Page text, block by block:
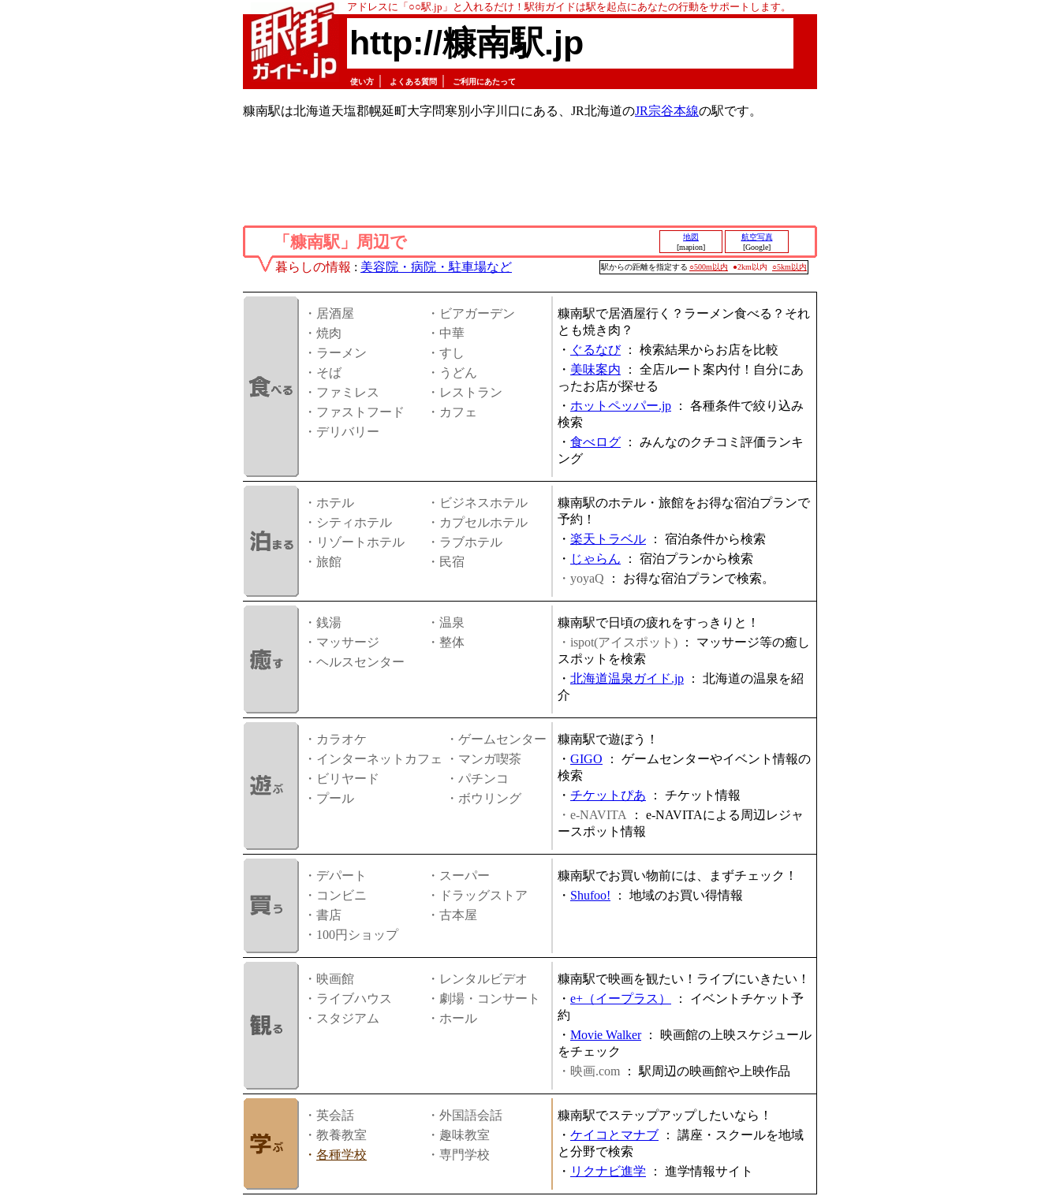
アドレスに「○○駅.jp」と入れるだけ！駅街ガイドは駅を起点にあなたの行動をサポートします。
http://糠南駅.jp
使い方 よくある質問 ご利用にあたって
糠南駅は北海道天塩郡幌延町大字問寒別小字川口にある、JR北海道のJR宗谷本線の駅です。
「糠南駅」周辺で
地図
[mapion]
航空写真
[Google]
暮らしの情報 : 美容院・病院・駐車場など 駅からの距離を指定する ○500m以内 ●2km以内 ○5km以内
・居酒屋
・ビアガーデン
・焼肉
・中華
・ラーメン
・すし
・そば
・うどん
・ファミレス
・レストラン
・ファストフード
・カフェ
・デリバリー
糠南駅で居酒屋行く？ラーメン食べる？それ
とも焼き肉？
・ ぐるなび： 検索結果からお店を比較
・ 美味案内 ： 全店ルート案内付！自分にあ
ったお店が探せる
・ ホットペッパー.jp ： 各種条件で絞り込み
検索
・ 食べログ ： みんなのクチコミ評価ランキ
ング
・ホテル
・ビジネスホテル
・シティホテル
・カプセルホテル
・リゾートホテル
・ラブホテル
・旅館
・民宿
糠南駅のホテル・旅館をお得な宿泊プランで
予約！
・ 楽天トラベル ： 宿泊条件から検索
・ じゃらん ： 宿泊プランから検索
・yoyaQ ： お得な宿泊プランで検索。
・銭湯
・温泉
・マッサージ
・整体
・ヘルスセンター
糠南駅で日頃の疲れをすっきりと！
・ispot(アイスポット) ： マッサージ等の癒し
スポットを検索
・ 北海道温泉ガイド.jp ： 北海道の温泉を紹
介
・カラオケ
・ゲームセンター
・インターネットカフェ
・マンガ喫茶
・ビリヤード
・パチンコ
・プール
・ボウリング
糠南駅で遊ぼう！
・ GIGO ： ゲームセンターやイベント情報の
検索
・ チケットぴあ ： チケット情報
・e-NAVITA
： e-NAVITAによる周辺レジャ
ースポット情報
・デパート
・スーパー
・コンビニ
・ドラッグストア
・書店
・古本屋
・100円ショップ
糠南駅でお買い物前には、まずチェック！
・ Shufoo! ： 地域のお買い得情報
・映画館
・レンタルビデオ
・ライブハウス
・劇場・コンサート
・スタジアム
・ホール
糠南駅で映画を観たい！ライブにいきたい！
・ e+（イープラス） ： イベントチケット予
約
・ Movie Walker： 映画館の上映スケジュール
をチェック
・映画.com ： 駅周辺の映画館や上映作品
・英会話
・外国語会話
・教養教室
・趣味教室
・ 各種学校 ・専門学校
糠南駅でステップアップしたいなら！
・ ケイコとマナブ ： 講座・スクールを地域
と分野で検索
・ リクナビ進学 ： 進学情報サイト